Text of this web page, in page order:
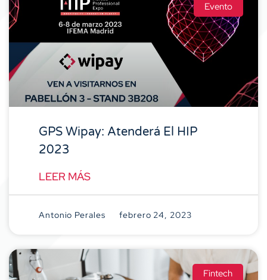
Evento
GPS Wipay: Atenderá El HIP
2023
LEER MÁS
Antonio Perales febrero 24, 2023
Fintech